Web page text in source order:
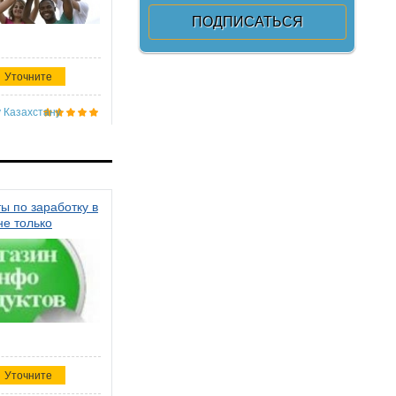
Уточните
Казахстану
по заработку в
только
Уточните